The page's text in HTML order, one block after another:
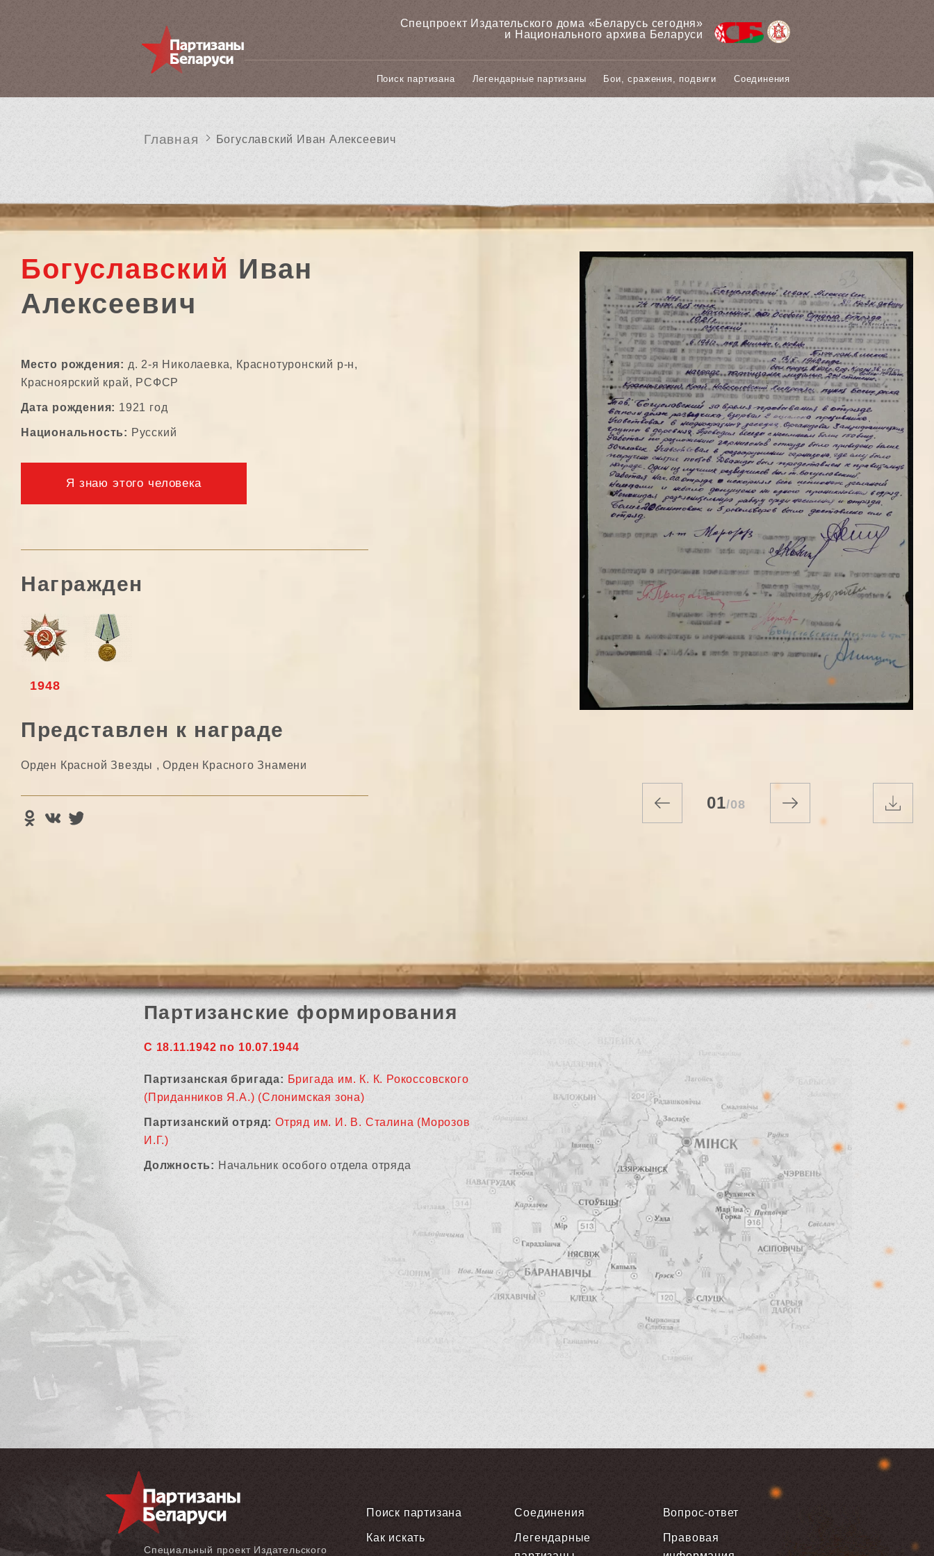
Спецпроект Издательского дома «‎Беларусь сегодня»
и Национального архива Беларуси
Поиск партизана Легендарные партизаны Бои, сражения, подвиги Соединения
Главная Богуславский Иван Алексеевич
Богуславский Иван
Алексеевич
Место рождения: д. 2-я Николаевка, Краснотуронский р-н,
Красноярский край, РСФСР
Дата рождения: 1921 год
Национальность: Русский
Я знаю этого человека
Награжден
1948
Представлен к награде
Орден Красной Звезды ,Орден Красного Знамени
01/08
Партизанские формирования
С 18.11.1942 по 10.07.1944
Партизанская бригада: Бригада им. К. К. Рокоссовского
(Приданников Я.А.) (Слонимская зона)
Партизанский отряд: Отряд им. И. В. Сталина (Морозов
И.Г.)
Должность: Начальник особого отдела отряда
Специальный проект Издательского
Поиск партизана
Как искать
Соединения
Легендарные
Вопрос-ответ
Правовая